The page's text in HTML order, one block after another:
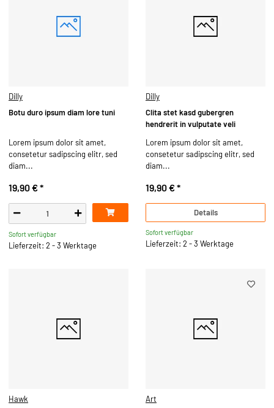
Dilly
Botu duro ipsum diam lore tuni
Lorem ipsum dolor sit amet,
consetetur sadipscing elitr, sed
diam...
19,90 €*
Sofort verfügbar
Lieferzeit: 2 - 3 Werktage
Dilly
Clita stet kasd gubergren
hendrerit in vulputate veli
Lorem ipsum dolor sit amet,
consetetur sadipscing elitr, sed
diam...
19,90 €*
Details
Sofort verfügbar
Lieferzeit: 2 - 3 Werktage
Hawk
Art